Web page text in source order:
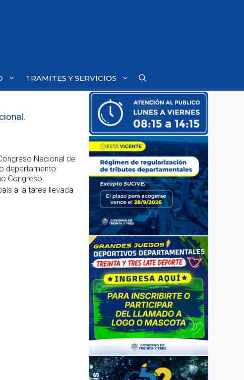
TRAMITES Y SERVICIOS
Nacional de
departamento
Congreso.
a la tarea llevada